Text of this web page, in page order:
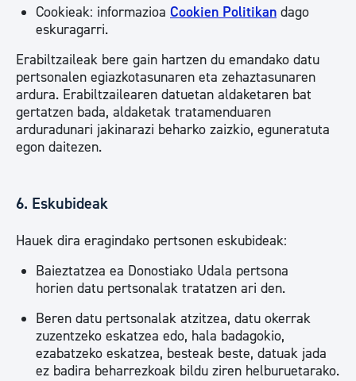
Cookieak: informazioa Cookien Politikan dago
eskuragarri.
Erabiltzaileak bere gain hartzen du emandako datu
pertsonalen egiazkotasunaren eta zehaztasunaren
ardura. Erabiltzailearen datuetan aldaketaren bat
gertatzen bada, aldaketak tratamenduaren
arduradunari jakinarazi beharko zaizkio, eguneratuta
egon daitezen.
6. Eskubideak
Hauek dira eragindako pertsonen eskubideak:
Baieztatzea ea Donostiako Udala pertsona
horien datu pertsonalak tratatzen ari den.
Beren datu pertsonalak atzitzea, datu okerrak
zuzentzeko eskatzea edo, hala badagokio,
ezabatzeko eskatzea, besteak beste, datuak jada
ez badira beharrezkoak bildu ziren helburuetarako.